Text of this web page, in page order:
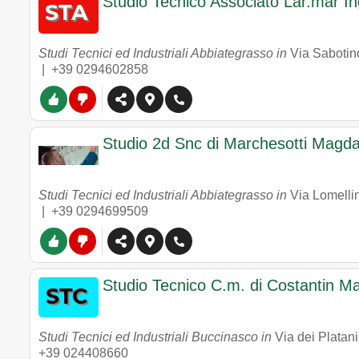
Studi Tecnici ed Industriali Abbiategrasso in Via
+39 0294602858
Studio 2d Snc di Marchesotti
Studi Tecnici ed Industriali Abbiategrasso in Via
+39 0294699509
Studio Tecnico C.m. di Costantin
Studi Tecnici ed Industriali Buccinasco in Via dei
+39 024408660